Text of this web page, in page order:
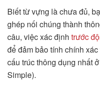
Biết từ vựng là chưa đủ,
ghép nối chúng thành
câu, việc xác định trước
để đảm bảo tính chính
cấu trúc thông dụng nhất
Simple).